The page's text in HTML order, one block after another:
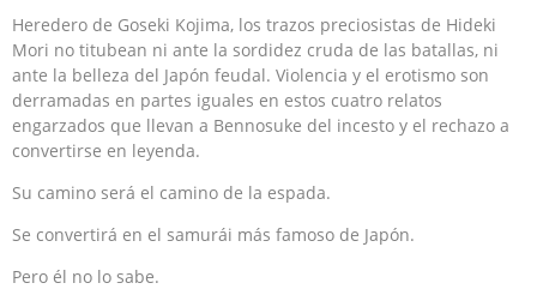
Heredero de Goseki Kojima, los trazos preciosistas de Hideki
Mori no titubean ni ante la sordidez cruda de las batallas, ni
ante la belleza del Japón feudal. Violencia y el erotismo son
derramadas en partes iguales en estos cuatro relatos
engarzados que llevan a Bennosuke del incesto y el rechazo a
convertirse en leyenda.
Su camino será el camino de la espada.
Se convertirá en el samurái más famoso de Japón.
Pero él no lo sabe.